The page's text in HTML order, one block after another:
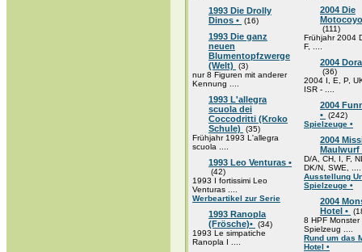
1993 Die Drolly
Dinos • (16)
1993 Die ganz
neuen
Blumentopfzwerge
(Welt)
(3)
nur 8 Figuren mit anderer
Kennung ....
1993 L'allegra
scuola dei
Coccodritti (Kroko
Schule)
(35)
Frühjahr 1993 L'allegra
scuola ....
1993 Leo Venturas •
(42)
1993 I fortissimi Leo
Venturas ....
Werbeartikel zur Serie
1993 Ranopla
(Frösche)• (34)
1993 Le simpatiche
Ranopla I ....
2004 Die
(111)
Frühjahr 2004
F, ....
2004
(36)
2004 I, E, P,
ISR - ....
2004
• (242)
Spielzeuge •
2004
Maulwurf
D/A, CH, I, F,
DK/N, SWE, ....
Ausstellung
Spielzeuge •
2004
Hotel •
8 HPF
Spielzeug ....
Rund um das
Hotel •